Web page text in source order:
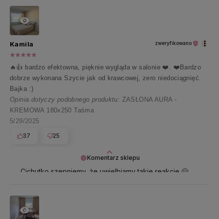
Komentarz sklepu
Cichutko szepniemy, że uwielbiamy takie reakcje 🤗
Kamila zweryfikowano
🔥👍️ bardzo efektowna, pięknie wygląda w salonie ❤️. ❤️Bardzo
dobrze wykonana Szycie jak od krawcowej, zero niedociągnięć.
Bajka :)
Opinia dotyczy podobnego produktu: ZASŁONA AURA -
KREMOWA 180x250 Taśma
5/29/2025
37
25